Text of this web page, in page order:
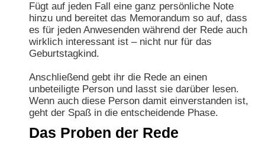
Fügt auf jeden Fall eine ganz persönliche Note
hinzu und bereitet das Memorandum so auf, dass
es für jeden Anwesenden während der Rede auch
wirklich interessant ist – nicht nur für das
Geburtstagkind.
Anschließend gebt ihr die Rede an einen
unbeteiligte Person und lasst sie darüber lesen.
Wenn auch diese Person damit einverstanden ist,
geht der Spaß in die entscheidende Phase.
Das Proben der Rede